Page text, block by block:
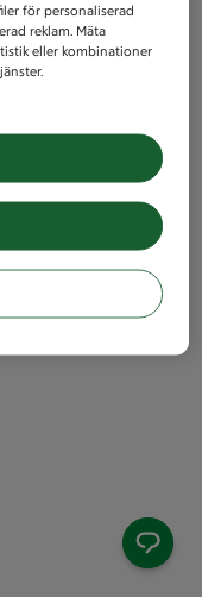
för personaliserad
reklam. Mäta
eller kombinationer